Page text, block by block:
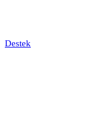
Destek